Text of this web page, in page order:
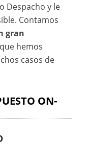
Despacho y le
Contamos
gran
hemos
casos de
ON-